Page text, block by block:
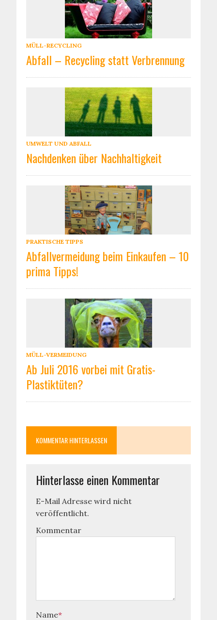
MÜLL-RECYCLING
Abfall – Recycling statt Verbrennung
UMWELT UND ABFALL
Nachdenken über Nachhaltigkeit
PRAKTISCHE TIPPS
Abfallvermeidung beim Einkaufen – 10
prima Tipps!
MÜLL-VERMEIDUNG
Ab Juli 2016 vorbei mit Gratis-
Plastiktüten?
KOMMENTAR HINTERLASSEN
Hinterlasse einen Kommentar
E-Mail Adresse wird nicht
veröffentlicht.
Kommentar
Name*